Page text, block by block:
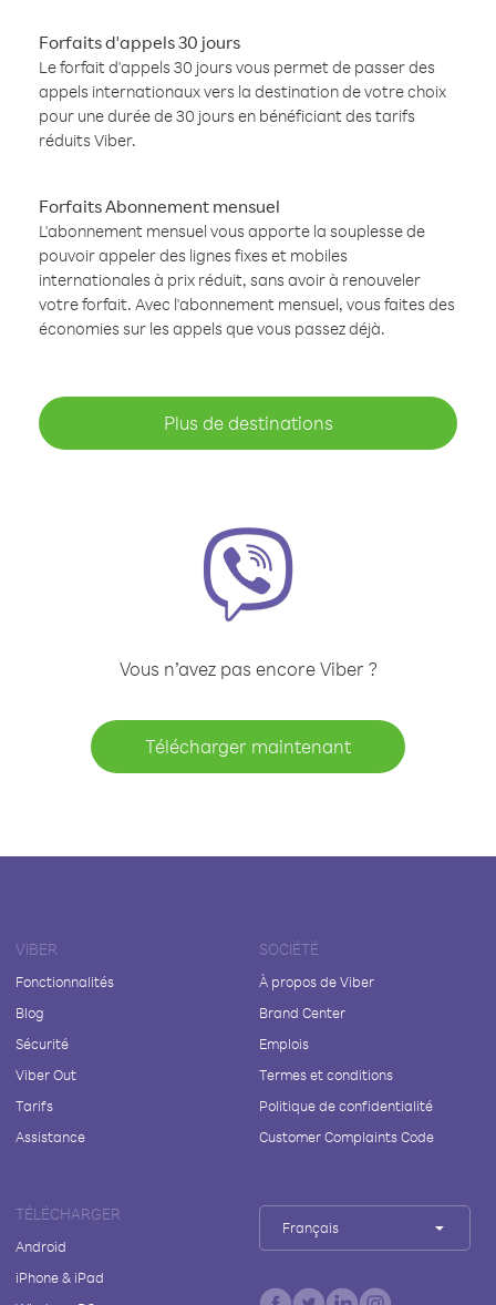
Forfaits d'appels 30 jours
Le forfait d'appels 30 jours vous permet de passer des
appels internationaux vers la destination de votre choix
pour une durée de 30 jours en bénéficiant des tarifs
réduits Viber.
Forfaits Abonnement mensuel
L'abonnement mensuel vous apporte la souplesse de
pouvoir appeler des lignes fixes et mobiles
internationales à prix réduit, sans avoir à renouveler
votre forfait. Avec l'abonnement mensuel, vous faites des
économies sur les appels que vous passez déjà.
Plus de destinations
Vous n’avez pas encore Viber ?
Télécharger maintenant
VIBER
Fonctionnalités
Blog
Sécurité
Viber Out
Tarifs
Assistance
SOCIÉTÉ
À propos de Viber
Brand Center
Emplois
Termes et conditions
Politique de confidentialité
Customer Complaints Code
TÉLÉCHARGER
Android
iPhone & iPad
Français